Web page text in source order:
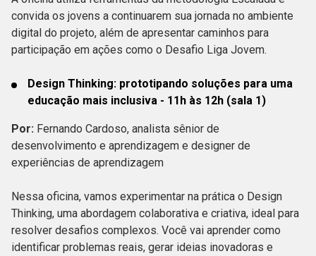
convida os jovens a continuarem sua jornada no ambiente
digital do projeto, além de apresentar caminhos para
participação em ações como o Desafio Liga Jovem.
Design Thinking: prototipando soluções para uma
educação mais inclusiva - 11h às 12h (sala 1)
Por: Fernando Cardoso, analista sênior de
desenvolvimento e aprendizagem e designer de
experiências de aprendizagem
Nessa oficina, vamos experimentar na prática o Design
Thinking, uma abordagem colaborativa e criativa, ideal para
resolver desafios complexos. Você vai aprender como
identificar problemas reais, gerar ideias inovadoras e